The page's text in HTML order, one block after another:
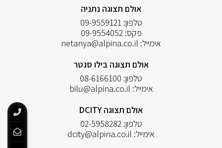
אולם תצוגה נתניה
טלפון:09-9559121
פקס:09-9554052
אימייל: netanya@alpina.co.il
אולם תצוגה בילו סנטר
טלפון: 08-6166100
אימייל: bilu@alpina.co.il
אולם תצוגה DCITY
טלפון:02-5958282
אימייל: dcity@alpina.co.il